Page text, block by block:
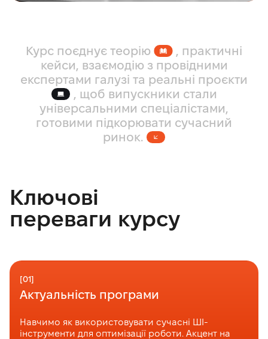
Курс поєднує теорію , практичні
кейси, взаємодію з провідними
експертами галузі та реальні проєкти
, щоб випускники стали
універсальними спеціалістами,
готовими підкорювати сучасний
ринок.
Ключові
переваги курсу
[01]
Актуальність програми
Навчимо як використовувати сучасні ШІ-
інструменти для оптимізації роботи. Акцент на